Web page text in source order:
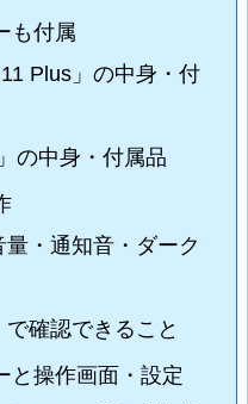
も付属
Plus」の中身・付
の中身・付属品
・通知音・ダーク
確認できること
と操作画面・設定